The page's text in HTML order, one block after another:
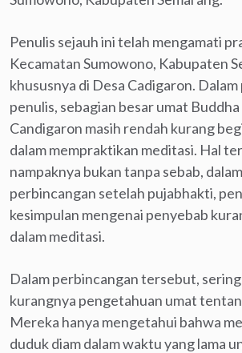
Penulis sejauh ini telah mengamati
Kecamatan Sumowono, Kabupaten
khususnya di Desa Cadigaron.
penulis, sebagian besar umat Buddha
Candigaron masih rendah kurang
dalam mempraktikan meditasi. Hal
nampaknya bukan tanpa sebab,
perbincangan setelah pujabhakti,
kesimpulan mengenai penyebab
dalam meditasi.
Dalam perbincangan tersebut,
kurangnya pengetahuan umat
Mereka hanya mengetahui bahwa
duduk diam dalam waktu yang lama